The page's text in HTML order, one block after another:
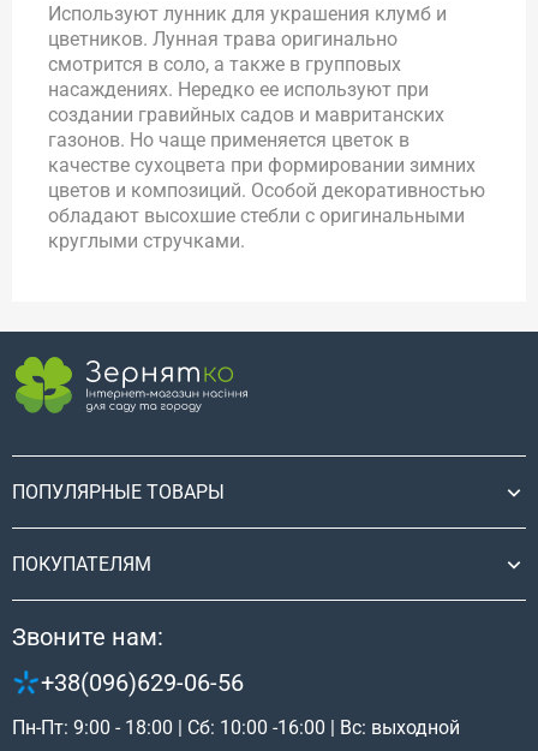
Используют лунник для украшения клумб и
цветников. Лунная трава оригинально
смотрится в соло, а также в групповых
насаждениях. Нередко ее используют при
создании гравийных садов и мавританских
газонов. Но чаще применяется цветок в
качестве сухоцвета при формировании зимних
цветов и композиций. Особой декоративностью
обладают высохшие стебли с оригинальными
круглыми стручками.
ПОПУЛЯРНЫЕ ТОВАРЫ
ПОКУПАТЕЛЯМ
Звоните нам:
+38(096)629-06-56
Пн-Пт: 9:00 - 18:00 | Сб: 10:00 -16:00 | Вс: выходной